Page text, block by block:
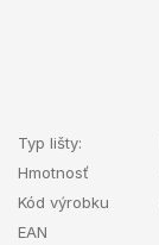
Typ lišty:
Hmotnosť
Kód výrobku
EAN